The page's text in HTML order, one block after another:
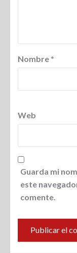
Nombre *
Web
Guarda mi
este
comente.